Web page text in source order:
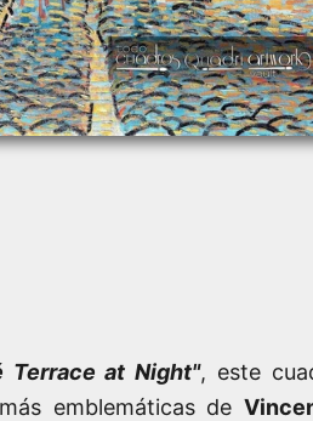
Terrace at Night", este
emblemáticas de